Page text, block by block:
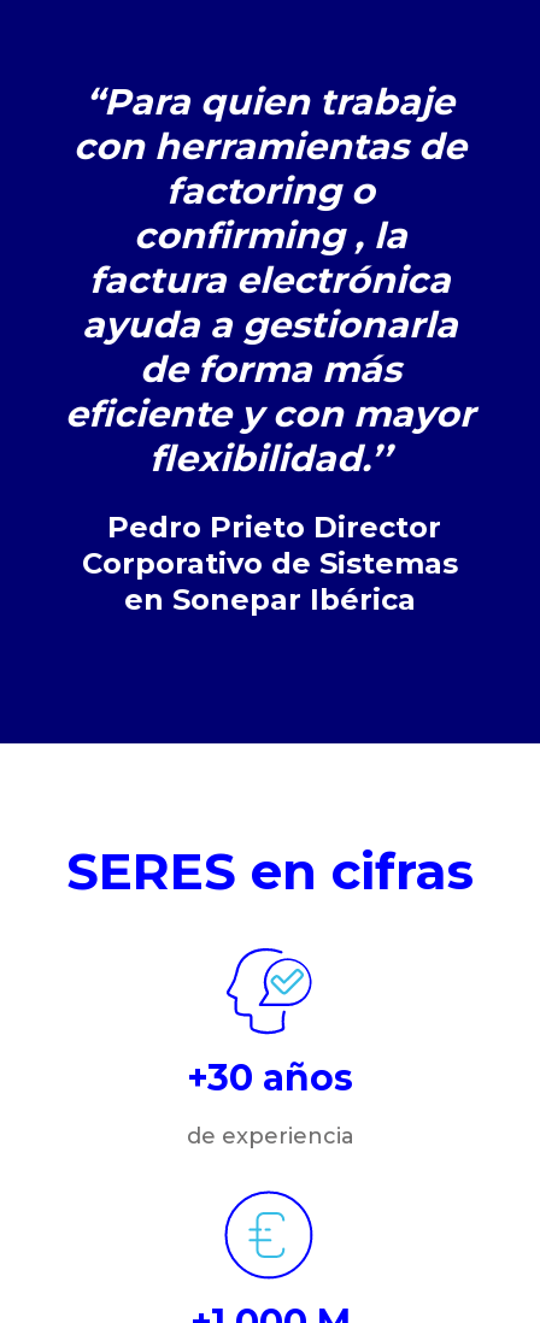
“Para quien trabaje
con herramientas de
factoring o
confirming , la
factura electrónica
ayuda a gestionarla
de forma más
eficiente y con mayor
flexibilidad.’’
Pedro Prieto Director
Corporativo de Sistemas
en Sonepar Ibérica
SERES en cifras
+30 años
de experiencia